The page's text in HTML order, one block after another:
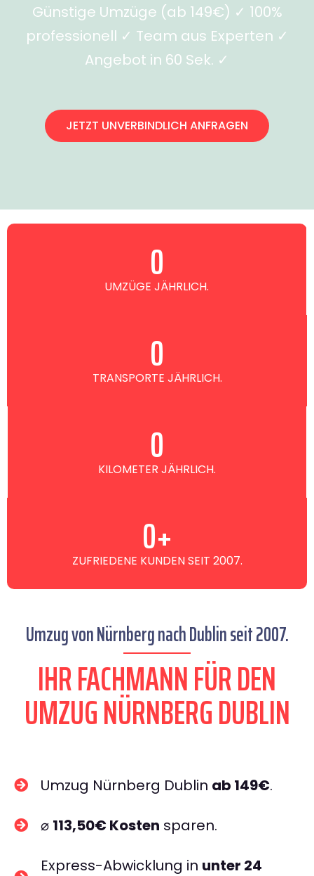
Günstige Umzüge (ab 149€) ✓ 100%
professionell ✓ Team aus Experten ✓
Angebot in 60 Sek. ✓
JETZT UNVERBINDLICH ANFRAGEN
UMZÜGE JÄHRLICH.
0
TRANSPORTE JÄHRLICH.
0
KILOMETER JÄHRLICH.
0
ZUFRIEDENE KUNDEN SEIT 2007.
0+
Umzug von Nürnberg nach Dublin seit 2007.
IHR FACHMANN FÜR DEN
UMZUG NÜRNBERG DUBLIN
Umzug Nürnberg Dublin ab 149€.
⌀ 113,50€ Kosten sparen.
Express-Abwicklung in unter 24